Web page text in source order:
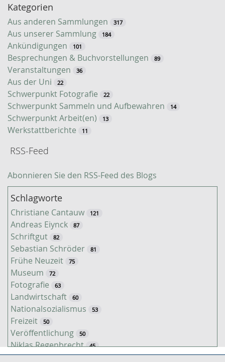
S
u
c
h
e
Kategorien
Aus anderen Sammlungen 317
Aus unserer Sammlung 184
Ankündigungen 101
Besprechungen & Buchvorstellungen 89
Veranstaltungen 36
Aus der Uni 22
Schwerpunkt Fotografie 22
Schwerpunkt Sammeln und Aufbewahren 14
Schwerpunkt Arbeit(en) 13
Werkstattberichte 11
RSS-Feed
Abonnieren Sie den RSS-Feed des Blogs
Schlagworte
Christiane Cantauw 121
Andreas Eiynck 87
Schriftgut 82
Sebastian Schröder 81
Frühe Neuzeit 75
Museum 72
Fotografie 63
Landwirtschaft 60
Nationalsozialismus 53
Freizeit 50
Veröffentlichung 50
Niklas Regenbrecht 45
Kaiserzeit